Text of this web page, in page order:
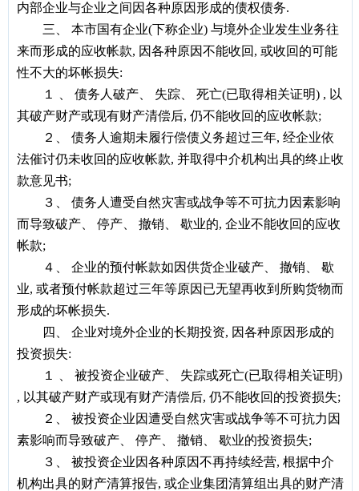
内部企业与企业之间因各种原因形成的债权债务.
三
本市国有企业(下称企业) 与境外企业发生业务往
来而形成的应收帐款, 因各种原因不能收回 , 或收回的可能
性不大的坏帐损失:
１ 、 债务人破产 失踪 死亡(已取得相关证明) , 以
其破产财产或现有财产清偿后, 仍不能收回的应收帐款;
２、 债务人逾期未履行偿债义务超过三年, 经企业依
法催讨仍未收回的应收帐款, 并取得中介机构出具的终止收
款意见书;
３、 债务人遭受自然灾害或战争等不可抗力因素影响
而导致破产
停产 撤销 歇业的, 企业不能收回的应收
帐款;
４、 企业的预付帐款如因供货企业破产 撤销
歇
业, 或者预付帐款超过三年等原因已无望再收到所购货物而
形成的坏帐损失.
四、 企业对境外企业的长期投资, 因各种原因形成的
投资损失:
１ 、 被投资企业破产、 失踪或死亡(已取得相关证明)
, 以其破产财产或现有财产清偿后, 仍不能收回的投资损失;
２、 被投资企业因遭受自然灾害或战争等不可抗力因
素影响而导致破产、 停产、 撤销、 歇业的投资损失;
３、 被投资企业因各种原因不再持续经营, 根据中介
机构出具的财产清算报告, 或企业集团清算组出具的财产清